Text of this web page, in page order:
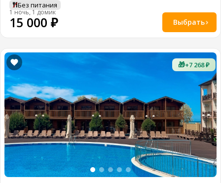
Без питания
1 ночь, 1 домик
15 000 ₽ Выбрать
🎁+7 268 ₽